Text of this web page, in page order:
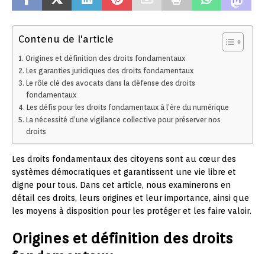
Contenu de l'article
Origines et définition des droits fondamentaux
Les garanties juridiques des droits fondamentaux
Le rôle clé des avocats dans la défense des droits
fondamentaux
Les défis pour les droits fondamentaux à l’ère du numérique
La nécessité d’une vigilance collective pour préserver nos
droits
Les droits fondamentaux des citoyens sont au cœur des
systèmes démocratiques et garantissent une vie libre et
digne pour tous. Dans cet article, nous examinerons en
détail ces droits, leurs origines et leur importance, ainsi que
les moyens à disposition pour les protéger et les faire valoir.
Origines et définition des droits